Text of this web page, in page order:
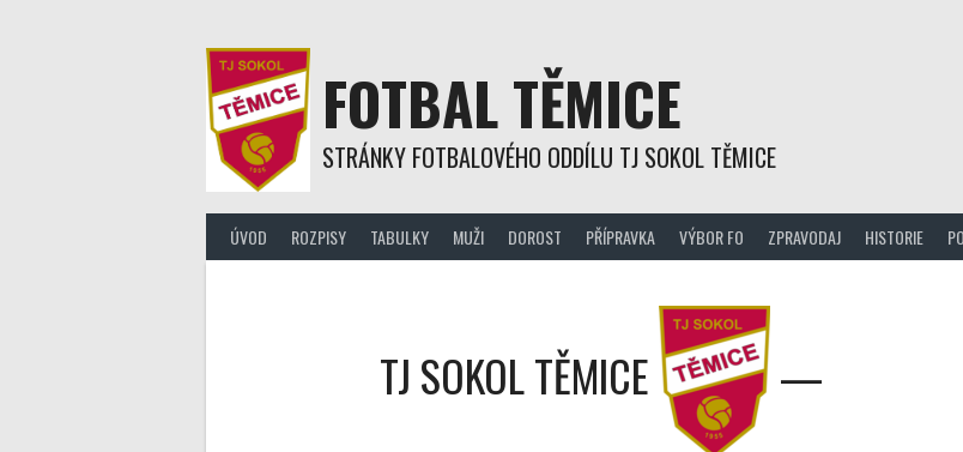
FOTBAL TĚMICE
STRÁNKY FOTBALOVÉHO ODDÍLU TJ SOKOL TĚMICE
ÚVOD ROZPISY TABULKY MUŽI DOROST PŘÍPRAVKA VÝBOR FO ZPRAVODAJ HISTORIE
TJ SOKOL TĚMICE —